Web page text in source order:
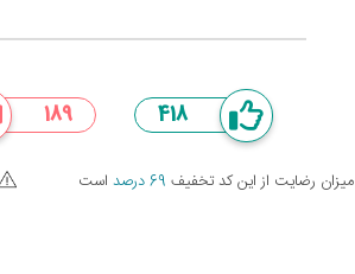
418
189
میزان رضایت از این کد تخفیف 69 درصد است